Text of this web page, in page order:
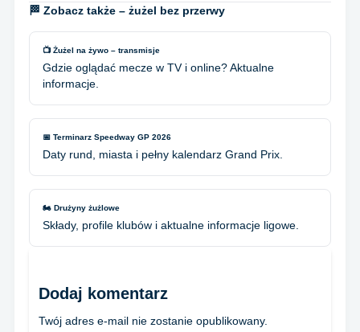
🏁 Zobacz także – żużel bez przerwy
📺 Żużel na żywo – transmisje
Gdzie oglądać mecze w TV i online? Aktualne
informacje.
📅 Terminarz Speedway GP 2026
Daty rund, miasta i pełny kalendarz Grand Prix.
🏍️ Drużyny żużlowe
Składy, profile klubów i aktualne informacje ligowe.
Dodaj komentarz
Twój adres e-mail nie zostanie opublikowany.